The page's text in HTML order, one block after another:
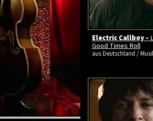
Electric Callboy -
Good Times Roll
aus Deutschland /